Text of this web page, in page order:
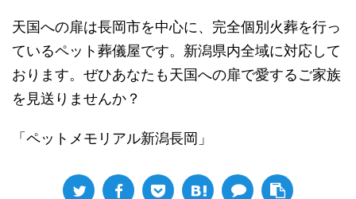
天国への扉は長岡市を中心に、完全個別火葬を行っ
ているペット葬儀屋です。新潟県内全域に対応して
おります。ぜひあなたも天国への扉で愛するご家族
を見送りませんか？
「ペットメモリアル新潟長岡」